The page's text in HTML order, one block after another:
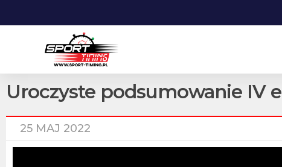
Uroczyste podsumowanie IV
25 MAJ 2022